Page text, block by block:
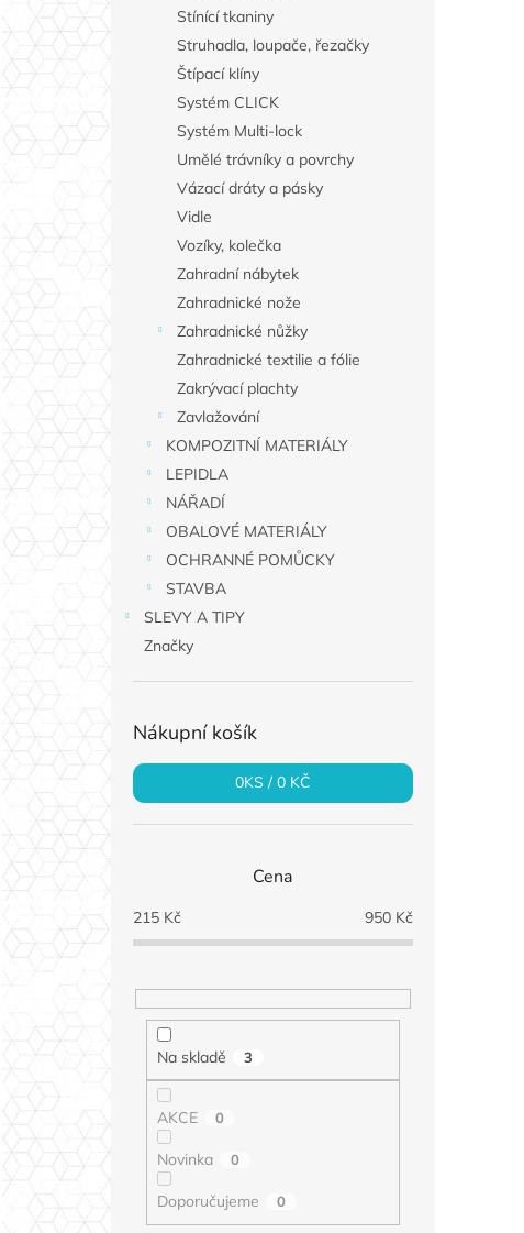
Stínící tkaniny
Struhadla, loupače, řezačky
Štípací klíny
Systém CLICK
Systém Multi-lock
Umělé trávníky a povrchy
Vázací dráty a pásky
Vidle
Vozíky, kolečka
Zahradní nábytek
Zahradnické nože
Zahradnické nůžky
Zahradnické textilie a fólie
Zakrývací plachty
Zavlažování
KOMPOZITNÍ MATERIÁLY
LEPIDLA
NÁŘADÍ
OBALOVÉ MATERIÁLY
OCHRANNÉ POMŮCKY
STAVBA
SLEVY A TIPY
Značky
Nákupní košík
0KS /0 KČ
Cena
215Kč 950Kč
Na skladě 3
AKCE 0
Novinka 0
Doporučujeme 0